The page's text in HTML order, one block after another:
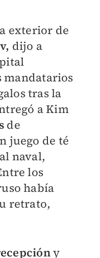
exterior de
dijo a
mandatarios
tras la
a Kim
de
juego de té
naval,
los
había
retrato,
y